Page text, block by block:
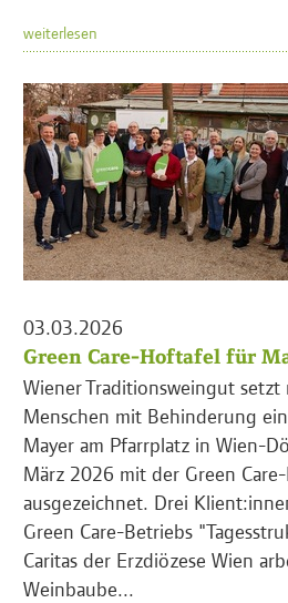
weiterlesen
03.03.2026
Green Care-Hoftafel für
Wiener Traditionsweingut
Menschen mit Behinderung
Mayer am Pfarrplatz in Wien-
März 2026 mit der Green
ausgezeichnet. Drei
Green Care-Betriebs
Caritas der Erzdiözese Wien
Weinbaube...